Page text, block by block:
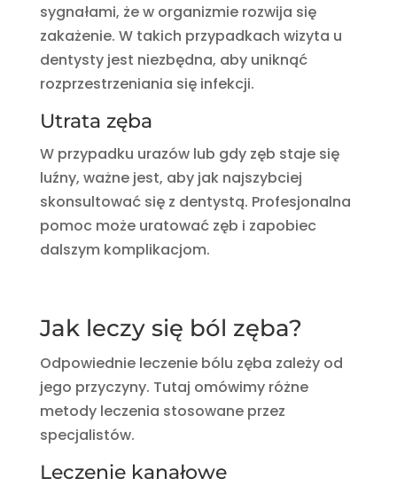
sygnałami, że w organizmie rozwija się
zakażenie. W takich przypadkach wizyta u
dentysty jest niezbędna, aby uniknąć
rozprzestrzeniania się infekcji.
Utrata zęba
W przypadku urazów lub gdy zęb staje się
luźny, ważne jest, aby jak najszybciej
skonsultować się z dentystą. Profesjonalna
pomoc może uratować zęb i zapobiec
dalszym komplikacjom.
Jak leczy się ból zęba?
Odpowiednie leczenie bólu zęba zależy od
jego przyczyny. Tutaj omówimy różne
metody leczenia stosowane przez
specjalistów.
Leczenie kanałowe